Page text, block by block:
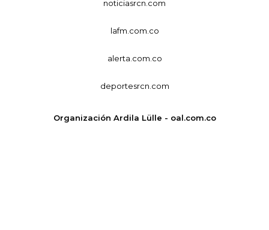
noticiasrcn.com
lafm.com.co
alerta.com.co
deportesrcn.com
Organización Ardila Lülle - oal.com.co